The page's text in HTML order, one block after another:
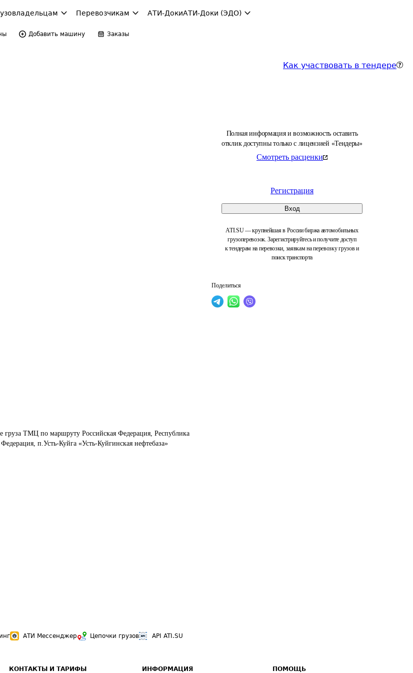
Перевозчикам АТИ-ДокиАТИ-Доки (ЭДО)
Добавить машину Заказы
Как участвовать в тендере
Полная информация и возможность оставить
отклик доступны только с лицензией «Тендеры»
Смотреть расценки
Регистрация
Вход
ATI.SU — крупнейшая в России биржа автомобильных
грузоперевозок. Зарегистрируйтесь и получите доступ
к тендерам на перевозки, заявкам на перевозку грузов и
поиск транспорта
Поделиться
груза ТМЦ по маршруту Российская Федерация, Республика
п.Усть-Куйга «Усть-Куйгинская нефтебаза»
АТИ Мессенджер Цепочки грузов API ATI.SU
КОНТАКТЫ И ТАРИФЫ ИНФОРМАЦИЯ ПОМОЩЬ